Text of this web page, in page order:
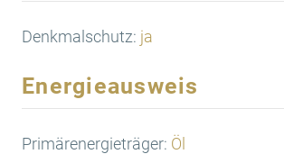
Denkmalschutz: ja
Energieausweis
Primärenergieträger: Öl